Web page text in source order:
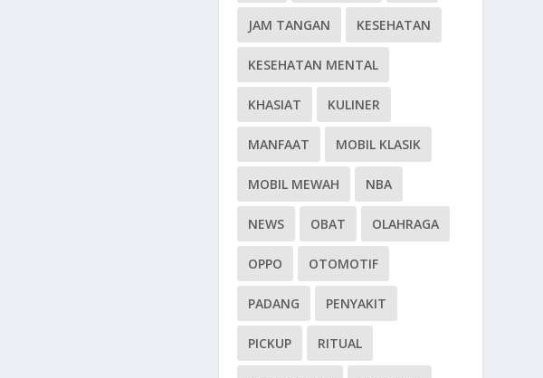
JAM TANGAN KESEHATAN
KESEHATAN MENTAL
KHASIAT KULINER
MANFAAT MOBIL KLASIK
MOBIL MEWAH NBA
NEWS OBAT OLAHRAGA
OPPO OTOMOTIF
PADANG PENYAKIT
PICKUP RITUAL